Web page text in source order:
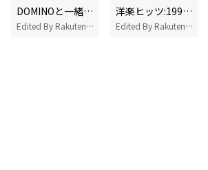
DOMINOと一緒に聴きたいとっておきソング
Edited By Rakuten Music
洋楽ヒッツ:1990～1994
Edited By Rakuten Music